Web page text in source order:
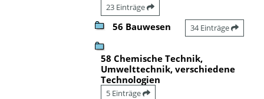
23 Einträge
56 Bauwesen 34 Einträge
58 Chemische Technik,
Umwelttechnik, verschiedene
Technologien
5 Einträge